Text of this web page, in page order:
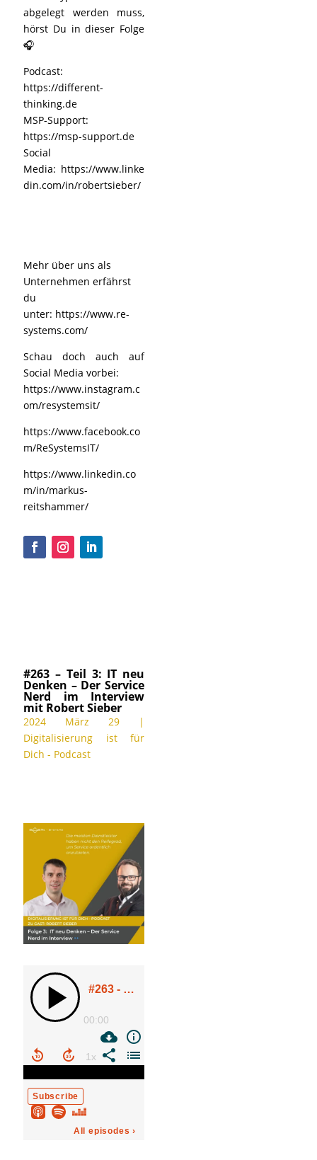
abgelegt werden muss,
hörst Du in dieser Folge
🎧
Podcast:
https://different-
thinking.de
MSP-Support:
https://msp-support.de
Social
Media: https://www.linke
din.com/in/robertsieber/
Mehr über uns als
Unternehmen erfährst
du
unter: https://www.re-
systems.com/
Schau doch auch auf
Social Media vorbei:
https://www.instagram.c
om/resystemsit/
https://www.facebook.co
m/ReSystemsIT/
https://www.linkedin.co
m/in/markus-
reitshammer/
#263 – Teil 3: IT neu
Denken – Der Service
Nerd im Interview
mit Robert Sieber
2024 März 29 |
Digitalisierung ist für
Dich - Podcast